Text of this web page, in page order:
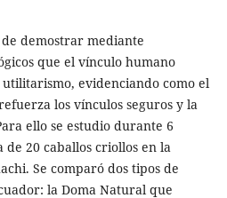
demostrar mediante
que el vínculo humano
evidenciando como el
los vínculos seguros y la
ello se estudio durante 6
de 20 caballos criollos en la
Se comparó dos tipos de
la Doma Natural que